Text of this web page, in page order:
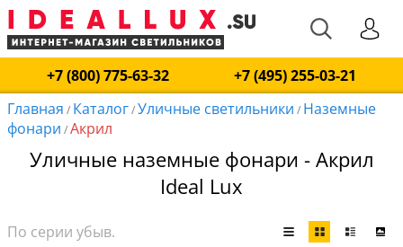
+7 (800) 775-63-32
+7 (495) 255-03-21
Главная / Каталог/Уличные светильники / Наземные
фонари /Акрил
Уличные наземные фонари - Акрил
Ideal Lux